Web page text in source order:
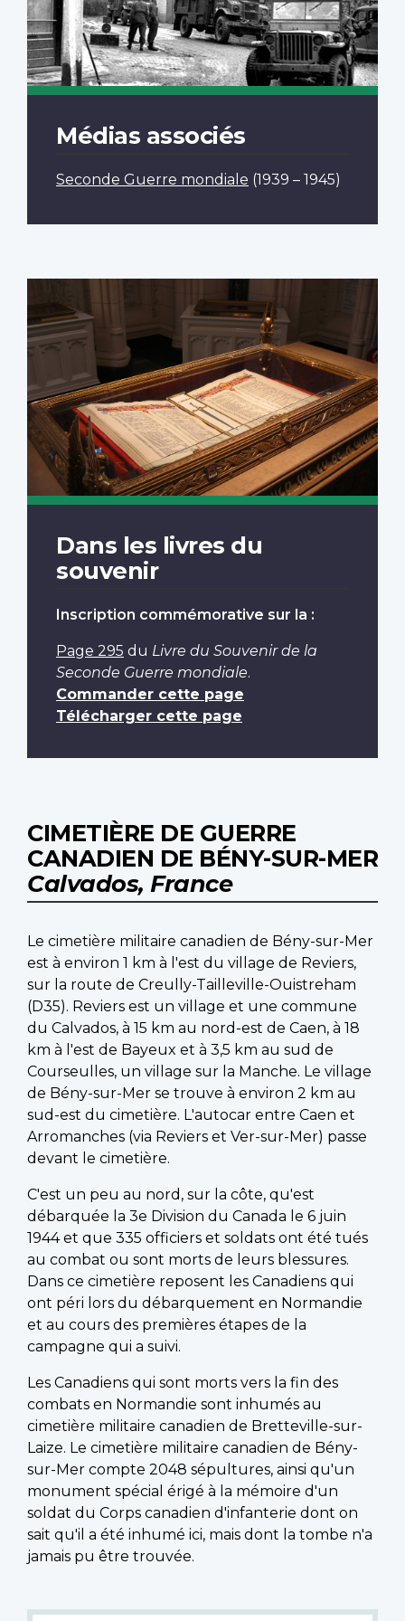
Médias associés
Seconde Guerre mondiale (1939 – 1945)
Dans les livres du
souvenir
Inscription commémorative sur la :
Page 295 du Livre du Souvenir de la
Seconde Guerre mondiale.
Commander cette page
Télécharger cette page
CIMETIÈRE DE GUERRE
CANADIEN DE BÉNY-SUR-MER
Calvados, France
Le cimetière militaire canadien de Bény-sur-Mer
est à environ 1 km à l'est du village de Reviers,
sur la route de Creully-Tailleville-Ouistreham
(D35). Reviers est un village et une commune
du Calvados, à 15 km au nord-est de Caen, à 18
km à l'est de Bayeux et à 3,5 km au sud de
Courseulles, un village sur la Manche. Le village
de Bény-sur-Mer se trouve à environ 2 km au
sud-est du cimetière. L'autocar entre Caen et
Arromanches (via Reviers et Ver-sur-Mer) passe
devant le cimetière.
C'est un peu au nord, sur la côte, qu'est
débarquée la 3e Division du Canada le 6 juin
1944 et que 335 officiers et soldats ont été tués
au combat ou sont morts de leurs blessures.
Dans ce cimetière reposent les Canadiens qui
ont péri lors du débarquement en Normandie
et au cours des premières étapes de la
campagne qui a suivi.
Les Canadiens qui sont morts vers la fin des
combats en Normandie sont inhumés au
cimetière militaire canadien de Bretteville-sur-
Laize. Le cimetière militaire canadien de Bény-
sur-Mer compte 2048 sépultures, ainsi qu'un
monument spécial érigé à la mémoire d'un
soldat du Corps canadien d'infanterie dont on
sait qu'il a été inhumé ici, mais dont la tombe n'a
jamais pu être trouvée.